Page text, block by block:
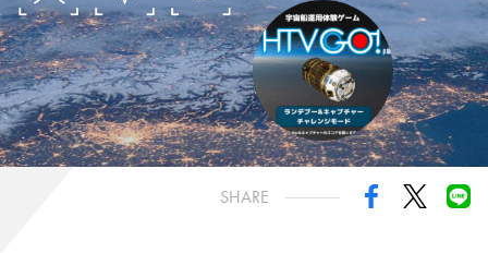
SHARE
きぼうミッション 国際宇宙探査
油井宇宙飛行士 諏訪宇宙飛行士 HTV-X
種類
EVENT LIVE VR